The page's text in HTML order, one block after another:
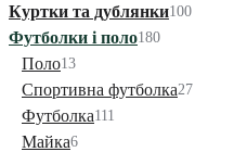
Куртки та дублянки100
Футболки і поло180
Поло13
Спортивна футболка27
Футболка111
Майка6